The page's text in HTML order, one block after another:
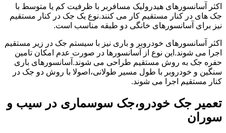
اکثر آسانسورهای هیدرولیک مسافربر با ظرفیت کم یا متوسط با
جک های در کنار مستقیم کار می کنند.نوع یک جک در کنار مستقیم
نیز برای آسانسورهای خانگی دو طبقه مناسب است.
اکثر آسانسورهای خودروبر و باری نیز با سیستم جک در زیر مستقیم
اجرا می شوند.این نوع از آسانسورها در صورت عدم امکان تامین
حفره جک به روش مستقیم طراحی می شوند.آسانسورهای باری
سنگین و خودروبر با طول مسیر طولانی،اصولا با روش دو جک در
کنار مستقیم اجرا می شوند.
تعمیر جک خودرو،جک سوسماری در سیب و
سوران